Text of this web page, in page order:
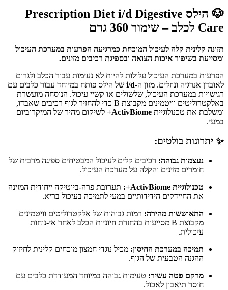
🐶 הילס Prescription Diet i/d Digestive
Care לכלב – שימור 360 גרם
תזונה קלינית קלה לעיכול המוכחת כמרגיעה הפרעות במערכת העיכול
ומסייעת בשיפור איכות הצואה ובספיגת רכיבים מזינים.
הפרעות במערכת העיכול עלולות להיות לא נעימות עבור הכלב ולגרום
לאובדן אנרגיה ונוזלים. מזון ה-i/d של הילס פותח במיוחד עבור כלבים עם
רגישויות במערכת העיכול, שלשולים או קשיי עיכול. הנוסחה מועשרת
באלקטרוליטים וויטמינים מקבוצת B כדי להחזיר לגוף רכיבים שאבדו,
ומשלבת את טכנולוגיית ActivBiome+
לשיקום מהיר של המיקרוביום
במעי.
✨ יתרונות בולטים:
נעצמות גבוהה: רכיבים קלים לעיכול המבטיחים ספיגה מרבית של
חומרים מזינים והקלה על מערכת העיכול.
טכנולוגיית ActivBiome+:
תערובת פרה-ביוטיקה ייחודית המזינה
את החיידקים הידידותיים במעי לתמיכה בעיכול בריא.
התאוששות מהירה: רמות גבוהות של אלקטרוליטים וויטמינים
מקבוצת B מסייעות בהחזרת חיוניות הכלב לאחר אי-נוחות
עיכולית.
תמיכה במערכת החיסון: מכיל נוגדי חמצון מוכחים קלינית לחיזוק
ההגנה הטבעית של הגוף.
מרקם פטה עשיר: טעימות גבוהה במיוחד המעודדת כלבים עם
חוסר תיאבון לאכול.